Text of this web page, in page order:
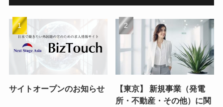
サイトオープンのお知らせ
【東京】 新規事業（発電
所・不動産・その他）に関